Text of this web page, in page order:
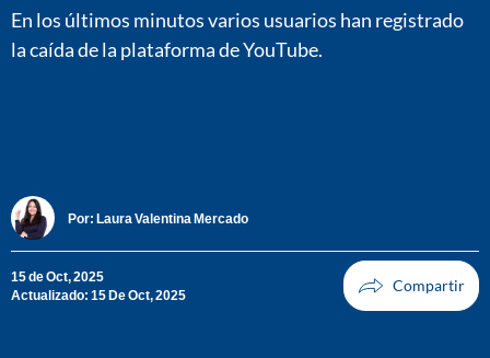
En los últimos minutos varios usuarios han registrado
la caída de la plataforma de YouTube.
Por: Laura Valentina Mercado
15 de Oct, 2025
Actualizado: 15 De Oct, 2025